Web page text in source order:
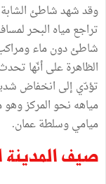
شاطئ دون ماء
الظاهرة على أنّها
تؤدّي إلى انخفاض
مياهه نحو المركز
ميامي وسلطة عمان.
صيف المدينة